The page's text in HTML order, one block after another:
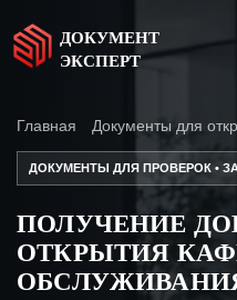
ДОКУМЕНТ
ЭКСПЕРТ
Главная Документы для
ДОКУМЕНТЫ ДЛЯ ПРОВЕРОК •
ПОЛУЧЕНИЕ
ОТКРЫТИЯ